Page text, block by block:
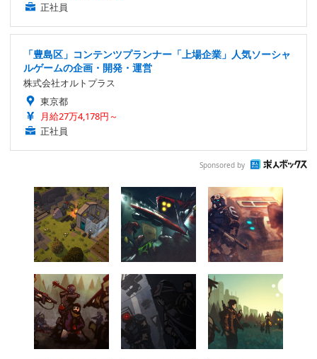
正社員
「豊島区」コンテンツプランナー「上場企業」人気ソーシャ
ルゲームの企画・開発・運営
株式会社オルトプラス
東京都
月給27万4,178円～
正社員
Sponsored by